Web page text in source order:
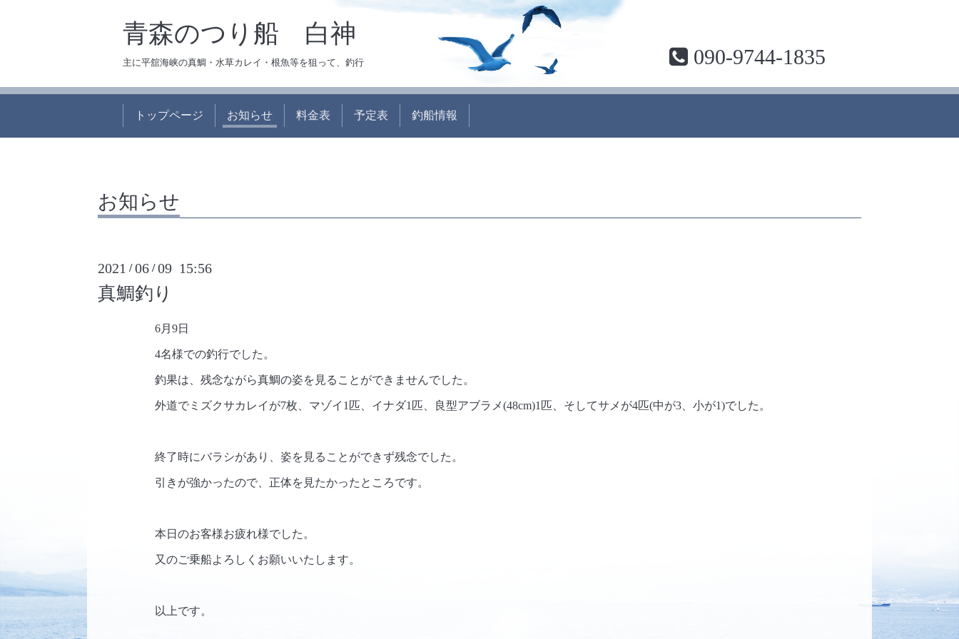
青森のつり船 白神
主に平舘海峡の真鯛・水草カレイ・根魚等を狙って、釣行 090-9744-1835
トップページ お知らせ 料金表 予定表 釣船情報
お知らせ
2021 /06 /09 15:56
真鯛釣り
6月9日
4名様での釣行でした。
釣果は、残念ながら真鯛の姿を見ることができませんでした。
外道でミズクサカレイが7枚、マゾイ1匹、イナダ1匹、良型アブラメ(48cm)1匹、そしてサメが4匹(中が3、小が1)でした。
終了時にバラシがあり、姿を見ることができず残念でした。
引きが強かったので、正体を見たかったところです。
本日のお客様お疲れ様でした。
又のご乗船よろしくお願いいたします。
以上です。